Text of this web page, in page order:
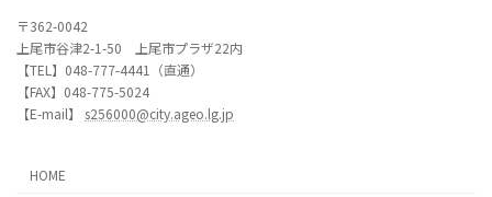
〒362-0042
上尾市谷津2-1-50 上尾市プラザ22内
【TEL】048-777-4441（直通）
【FAX】048-775-5024
【E-mail】 s256000@city.ageo.lg.jp
HOME